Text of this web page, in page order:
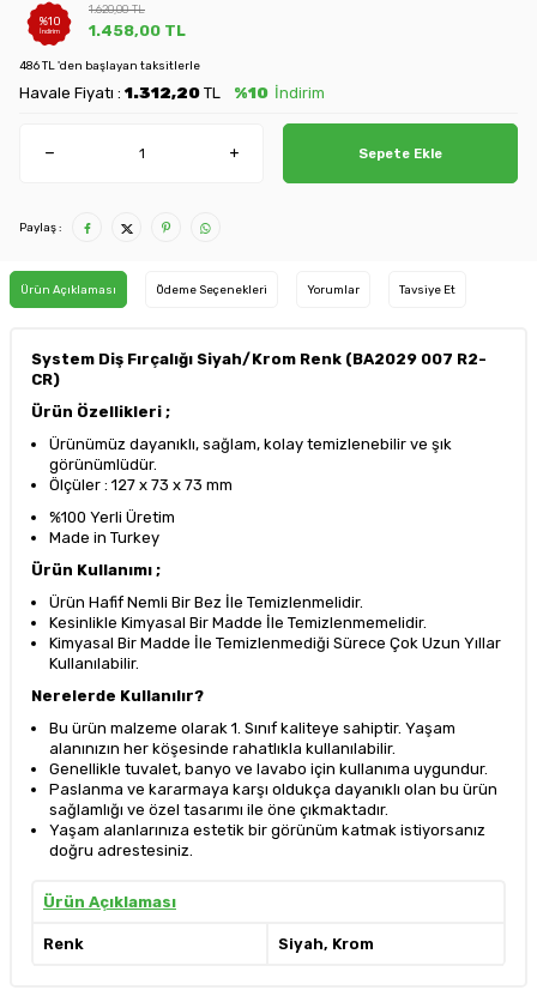
%10
İndirim
1.620,00TL
1.458,00 TL
486 TL 'den başlayan taksitlerle
Havale Fiyatı : 1.312,20 TL %10 İndirim
Sepete Ekle
Paylaş :
Ürün Açıklaması Ödeme Seçenekleri Yorumlar Tavsiye Et
System Diş Fırçalığı Siyah/Krom Renk (BA2029 007 R2-
CR)
Ürün Özellikleri ;
Ürünümüz dayanıklı, sağlam, kolay temizlenebilir ve şık
görünümlüdür.
Ölçüler : 127 x 73 x 73 mm
%100 Yerli Üretim
Made in Turkey
Ürün Kullanımı ;
Ürün Hafif Nemli Bir Bez İle Temizlenmelidir.
Kesinlikle Kimyasal Bir Madde İle Temizlenmemelidir.
Kimyasal Bir Madde İle Temizlenmediği Sürece Çok Uzun Yıllar
Kullanılabilir.
Nerelerde Kullanılır?
Bu ürün malzeme olarak 1. Sınıf kaliteye sahiptir. Yaşam
alanınızın her köşesinde rahatlıkla kullanılabilir.
Genellikle tuvalet, banyo ve lavabo için kullanıma uygundur.
Paslanma ve kararmaya karşı oldukça dayanıklı olan bu ürün
sağlamlığı ve özel tasarımı ile öne çıkmaktadır.
Yaşam alanlarınıza estetik bir görünüm katmak istiyorsanız
doğru adrestesiniz.
Ürün Açıklaması
Renk Siyah, Krom